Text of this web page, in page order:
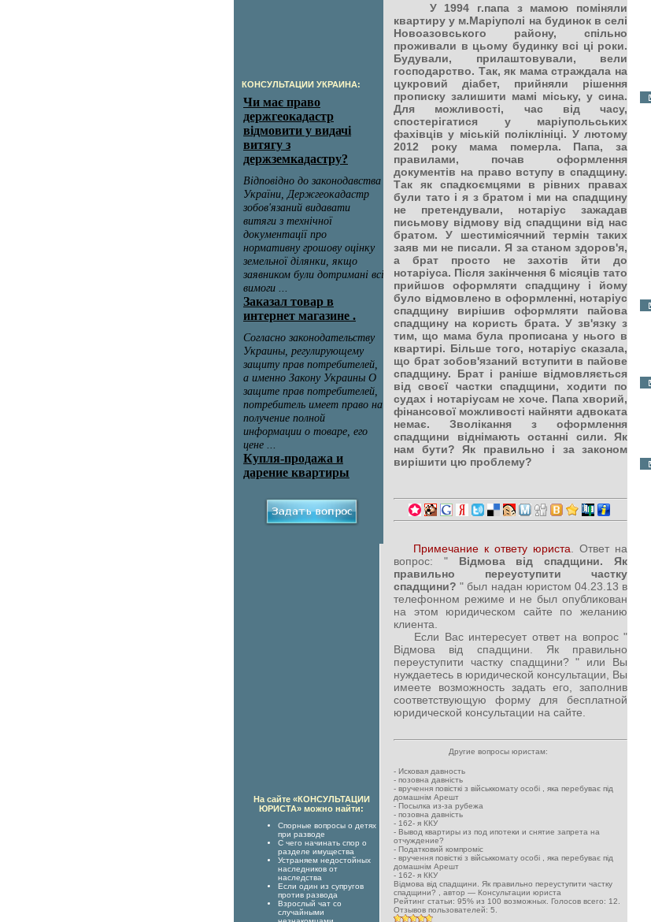
КОНСУЛЬТАЦИИ УКРАИНА:
У 1994 г.папа з мамою поміняли
квартиру у м.Маріуполі на будинок в селі
Новоазовського району, спільно
проживали в цьому будинку всі ці роки.
Будували, прилаштовували, вели
господарство. Так, як мама страждала на
цукровий діабет, прийняли рішення
прописку залишити мамі міську, у сина.
Для можливості, час від часу,
спостерігатися у маріупольських
фахівців у міській поліклініці. У лютому
2012 року мама померла. Папа, за
правилами, почав оформлення
документів на право вступу в спадщину.
Так як спадкоємцями в рівних правах
були тато і я з братом і ми на спадщину
не претендували, нотаріус зажадав
письмову відмову від спадщини від нас
братом. У шестимісячний термін таких
заяв ми не писали. Я за станом здоров'я,
а брат просто не захотів йти до
нотаріуса. Після закінчення 6 місяців тато
прийшов оформляти спадщину і йому
було відмовлено в оформленні, нотаріус
спадщину вирішив оформляти пайова
спадщину на користь брата. У зв'язку з
тим, що мама була прописана у нього в
квартирі. Більше того, нотаріус сказала,
що брат зобов'язаний вступити в пайове
спадщину. Брат і раніше відмовляється
від своєї частки спадщини, ходити по
судах і нотаріусам не хоче. Папа хворий,
фінансової можливості найняти адвоката
немає. Зволікання з оформлення
спадщини віднімають останні сили. Як
нам бути? Як правильно і за законом
вирішити цю проблему?
Примечание к ответу юриста. Ответ на
вопрос: "Відмова від спадщини. Як
правильно переуступити частку
спадщини?" был надан юристом 04.23.13 в
телефонном режиме и не был опубликован
на этом юридическом сайте по желанию
клиента.
Если Вас интересует ответ на вопрос "
Відмова від спадщини. Як правильно
переуступити частку спадщини? " или Вы
нуждаетесь в юридической консультации, Вы
имеете возможность задать его, заполнив
соответствующую форму для бесплатной
юридической консультации на сайте.
Другие вопросы юристам:
- Исковая давность
- позовна давність
- вручення повісткі з військкомату особі , яка перебуває під
домашнім Арешт
- Посылка из-за рубежа
- позовна давність
- 162- я ККУ
- Вывод квартиры из под ипотеки и снятие запрета на
отчуждение?
- Податковий компроміс
- вручення повісткі з військкомату особі , яка перебуває під
домашнім Арешт
- 162- я ККУ
Відмова від спадщини. Як правильно переуступити частку
спадщини? , автор — Консультации юриста
Рейтинг статьи: 95% из 100 возможных. Голосов всего: 12.
Отзывов пользователей: 5.
На сайте «КОНСУЛЬТАЦИИ
ЮРИСТА» можно найти:
Спорные вопросы о детях
при разводе
С чего начинать спор о
разделе имущества
Устраняем недостойных
наследников от
наследства
Если один из супругов
против развода
Взрослый чат со
случайными